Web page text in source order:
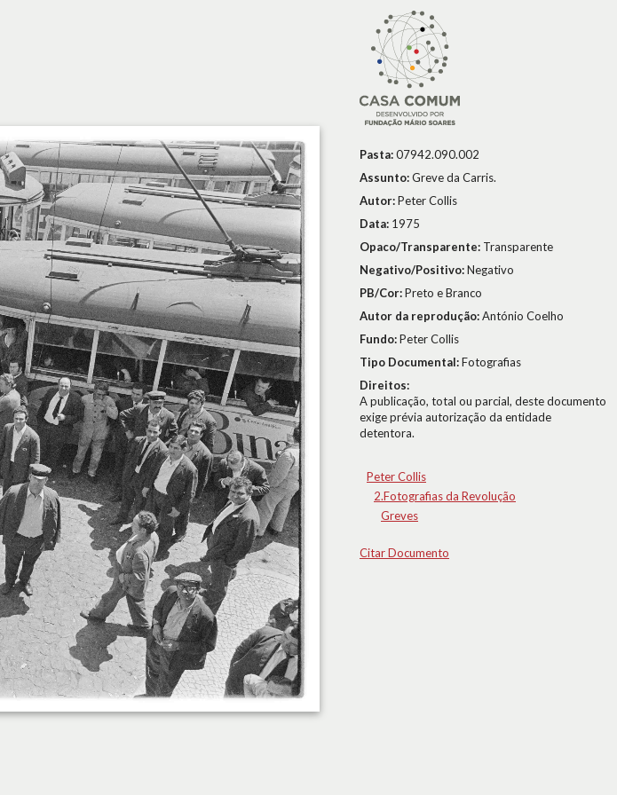
Pasta:07942.090.002
Assunto:Greve da Carris.
Autor:Peter Collis
Data: 1975
Opaco/Transparente: Transparente
Negativo/Positivo:Negativo
PB/Cor:Preto e Branco
Autor da reprodução:António Coelho
Fundo:Peter Collis
Tipo Documental:Fotografias
Direitos:
A publicação, total ou parcial, deste documento
exige prévia autorização da entidade
detentora.
Peter Collis
2.Fotografias da Revolução
Greves
Citar Documento